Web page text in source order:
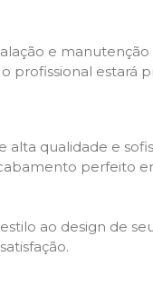
e
profissional estará
qualidade e
perfeito
ao design de